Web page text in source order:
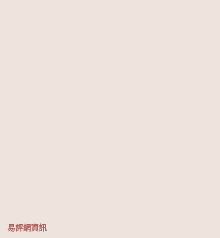
易評網資訊